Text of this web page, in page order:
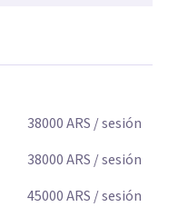
38000ARS / sesión
38000ARS / sesión
45000ARS / sesión